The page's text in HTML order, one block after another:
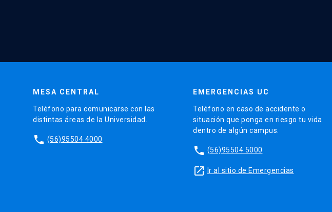
MESA CENTRAL
Teléfono para comunicarse con las
distintas áreas de la Universidad.
phone (56)95504 4000
EMERGENCIAS UC
Teléfono en caso de accidente o
situación que ponga en riesgo tu vida
dentro de algún campus.
phone (56)95504 5000
launch Ir al sitio de Emergencias